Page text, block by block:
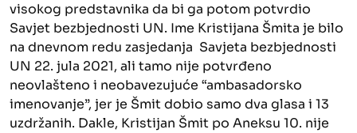
visokog predstavnika da bi ga potom potvrdio
Savjet bezbjednosti UN. Ime Kristijana Šmita je bilo
na dnevnom redu zasjedanja Savjeta bezbjednosti
UN 22. jula 2021, ali tamo nije potvrđeno
neovlašteno i neobavezujuće “ambasadorsko
imenovanje”, jer je Šmit dobio samo dva glasa i 13
uzdržanih. Dakle, Kristijan Šmit po Aneksu 10. nije